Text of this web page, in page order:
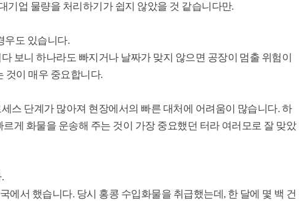
기업 물량을 처리하기가 쉽지 않았을 것 같습니다만.
우도 있습니다.
보니 하나라도 빠지거나 날짜가 맞지 않으면 공장이 멈출 위험이
것이 매우 중요합니다.
스 단계가 많아져 현장에서의 빠른 대처에 어려움이 많습니다. 하
게 화물을 운송해 주는 것이 가장 중요했던 터라 여러모로 잘 맞았
에서 했습니다. 당시 홍콩 수입화물을 취급했는데, 한 달에 몇 백 건